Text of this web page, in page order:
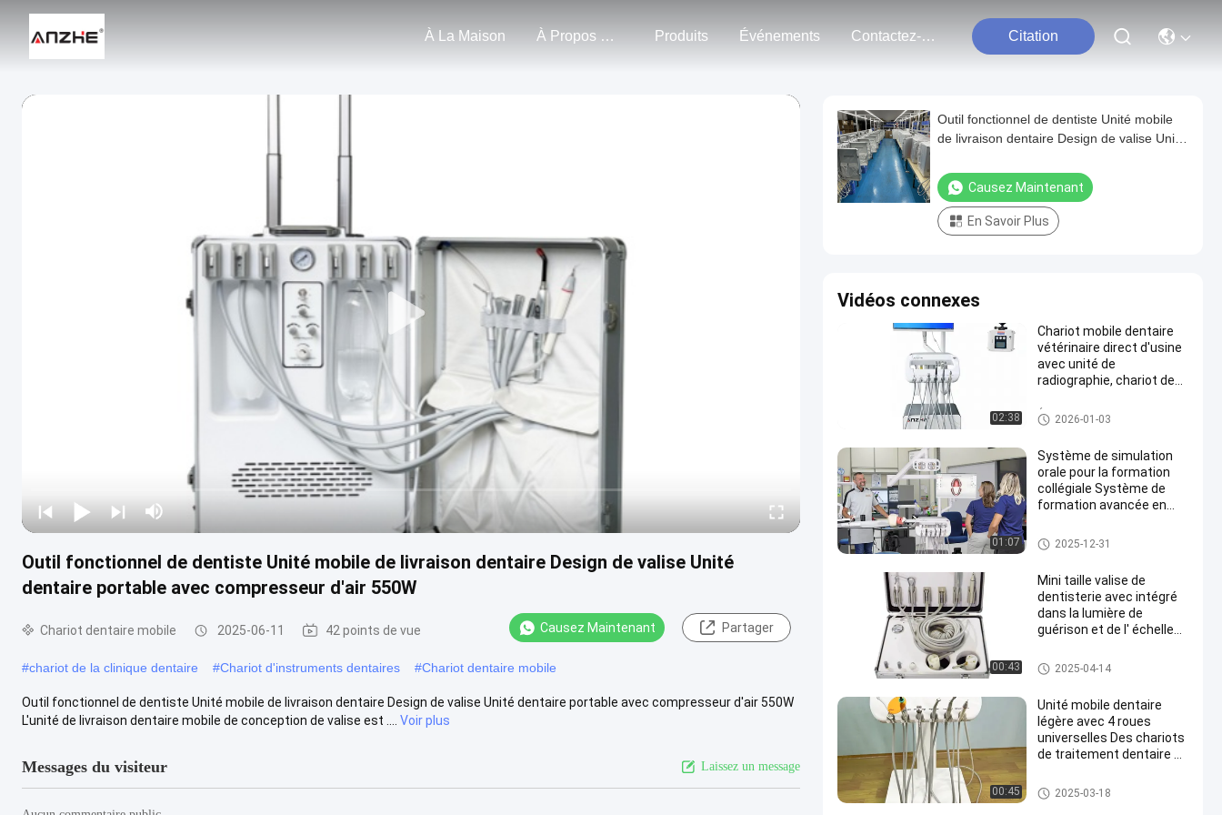
À La Maison À Propos De Nous Produits Événements Contactez-Nous Citation
Outil fonctionnel de dentiste Unité mobile de livraison dentaire Design de valise Unité
dentaire portable avec compresseur d'air 550W
Chariot dentaire mobile 2025-06-11 42 points de vue Causez Maintenant Partager
#chariot de la clinique dentaire #Chariot d'instruments dentaires #Chariot dentaire mobile
Outil fonctionnel de dentiste Unité mobile de livraison dentaire Design de valise Unité dentaire portable avec compresseur d'air 550W
L'unité de livraison dentaire mobile de conception de valise est ....
Voir plus
Messages du visiteur Laissez un message
Outil fonctionnel de dentiste Unité mobile
de livraison dentaire Design de valise Unité
550W
Causez Maintenant
En Savoir Plus
Vidéos connexes
02:38
Chariot mobile dentaire
vétérinaire direct d'usine
avec unité de
radiographie, chariot de
vétérinaire portable,
chariot dentaire OEM
Équipement dentaire vétérinair
e
2026-01-03
01:07
Système de simulation
orale pour la formation
collégiale Système de
formation avancée en
compresseur et lampe
chirurgicale
Chariot dentaire mobile
2025-12-31
00:43
Mini taille valise de
dentisterie avec intégré
dans la lumière de
guérison et de l' échelle
traitement dentaire
Chariot dentaire mobile
2025-04-14
00:45
Unité mobile dentaire
légère avec 4 roues
universelles Des chariots
de traitement dentaire de
Chariot dentaire mobile
2025-03-18